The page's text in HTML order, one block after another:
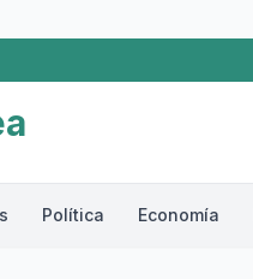
Política Economía